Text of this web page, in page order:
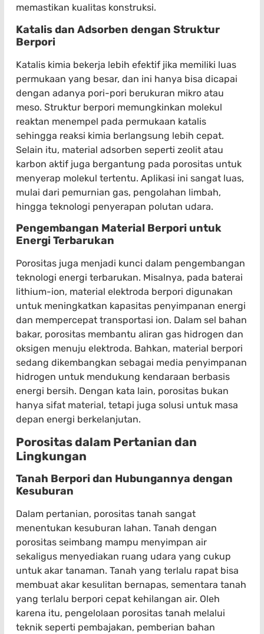
memastikan kualitas konstruksi.
Katalis dan Adsorben dengan Struktur
Berpori
Katalis kimia bekerja lebih efektif jika memiliki luas
permukaan yang besar, dan ini hanya bisa dicapai
dengan adanya pori-pori berukuran mikro atau
meso. Struktur berpori memungkinkan molekul
reaktan menempel pada permukaan katalis
sehingga reaksi kimia berlangsung lebih cepat.
Selain itu, material adsorben seperti zeolit atau
karbon aktif juga bergantung pada porositas untuk
menyerap molekul tertentu. Aplikasi ini sangat luas,
mulai dari pemurnian gas, pengolahan limbah,
hingga teknologi penyerapan polutan udara.
Pengembangan Material Berpori untuk
Energi Terbarukan
Porositas juga menjadi kunci dalam pengembangan
teknologi energi terbarukan. Misalnya, pada baterai
lithium-ion, material elektroda berpori digunakan
untuk meningkatkan kapasitas penyimpanan energi
dan mempercepat transportasi ion. Dalam sel bahan
bakar, porositas membantu aliran gas hidrogen dan
oksigen menuju elektroda. Bahkan, material berpori
sedang dikembangkan sebagai media penyimpanan
hidrogen untuk mendukung kendaraan berbasis
energi bersih. Dengan kata lain, porositas bukan
hanya sifat material, tetapi juga solusi untuk masa
depan energi berkelanjutan.
Porositas dalam Pertanian dan
Lingkungan
Tanah Berpori dan Hubungannya dengan
Kesuburan
Dalam pertanian, porositas tanah sangat
menentukan kesuburan lahan. Tanah dengan
porositas seimbang mampu menyimpan air
sekaligus menyediakan ruang udara yang cukup
untuk akar tanaman. Tanah yang terlalu rapat bisa
membuat akar kesulitan bernapas, sementara tanah
yang terlalu berpori cepat kehilangan air. Oleh
karena itu, pengelolaan porositas tanah melalui
teknik seperti pembajakan, pemberian bahan